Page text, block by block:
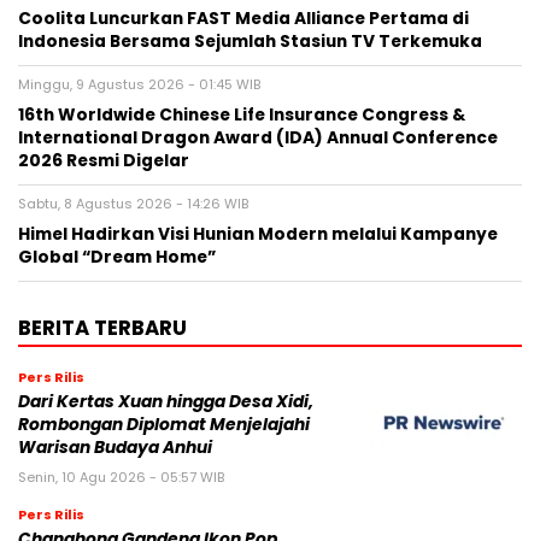
Coolita Luncurkan FAST Media Alliance Pertama di
Indonesia Bersama Sejumlah Stasiun TV Terkemuka
Minggu, 9 Agustus 2026 - 01:45 WIB
16th Worldwide Chinese Life Insurance Congress &
International Dragon Award (IDA) Annual Conference
2026 Resmi Digelar
Sabtu, 8 Agustus 2026 - 14:26 WIB
Himel Hadirkan Visi Hunian Modern melalui Kampanye
Global “Dream Home”
BERITA TERBARU
Pers Rilis
Dari Kertas Xuan hingga Desa Xidi,
Rombongan Diplomat Menjelajahi
Warisan Budaya Anhui
Senin, 10 Agu 2026 - 05:57 WIB
Pers Rilis